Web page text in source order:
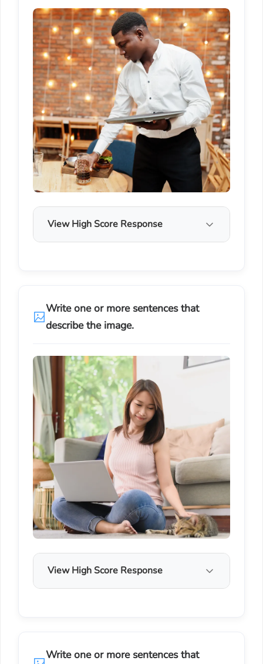
View High Score Response
Write one or more sentences that
describe the image.
View High Score Response
Write one or more sentences that